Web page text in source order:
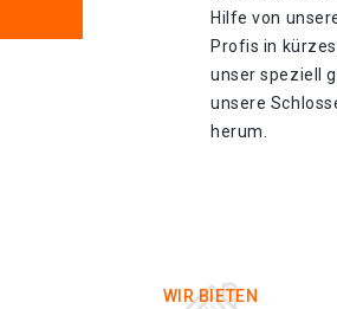
Hilfe von
Profis in
unser speziell
unsere
herum.
WIR BIETEN